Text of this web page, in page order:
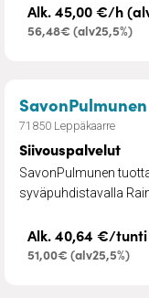
Alk. 45,00 €/h
56,48€ (alv25,5%)
SavonPulmunen
71850 Leppäkaarre
Siivouspalvelut
SavonPulmunen
syväpuhdistavalla
Alk. 40,64 €/tunti
51,00€ (alv25,5%)